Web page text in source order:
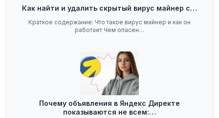
Как найти и удалить скрытый вирус майнер с…
Краткое содержание: Что такое вирус майнер и как он
работает Чем опасен…
Почему объявления в Яндекс Директе
показываются не всем:…